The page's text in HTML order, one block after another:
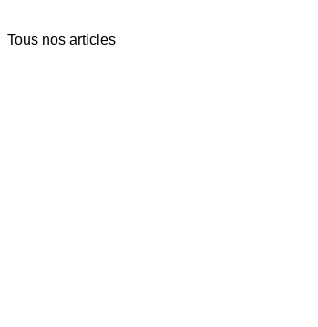
Tous nos articles